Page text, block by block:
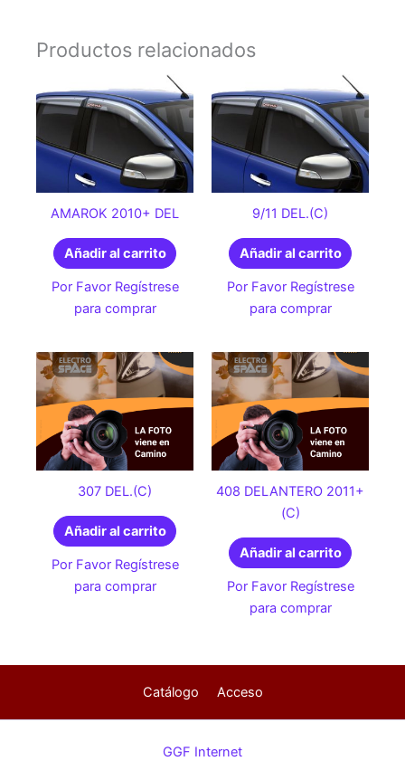
Productos relacionados
AMAROK 2010+ DEL
Añadir al carrito
Por Favor Regístrese
para comprar
9/11 DEL.(C)
Añadir al carrito
Por Favor Regístrese
para comprar
307 DEL.(C)
Añadir al carrito
Por Favor Regístrese
para comprar
408 DELANTERO 2011+
(C)
Añadir al carrito
Por Favor Regístrese
para comprar
Catálogo Acceso
GGF Internet